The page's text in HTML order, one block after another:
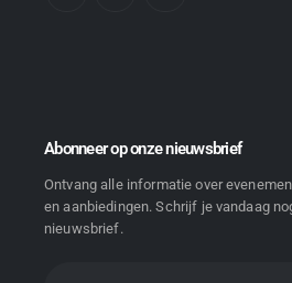
Abonneer op onze nieuwsbrief
Ontvang alle informatie over
en aanbiedingen. Schrijf je vandaag
nieuwsbrief.